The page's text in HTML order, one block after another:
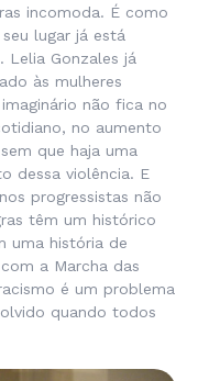
incomoda. É como
lugar já está
Lelia Gonzales já
às mulheres
não fica no
no aumento
que haja uma
dessa violência. E
progressistas não
têm um histórico
uma história de
a Marcha das
é um problema
quando todos